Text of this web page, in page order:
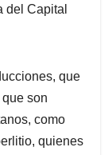
del Capital
que
son
como
quienes